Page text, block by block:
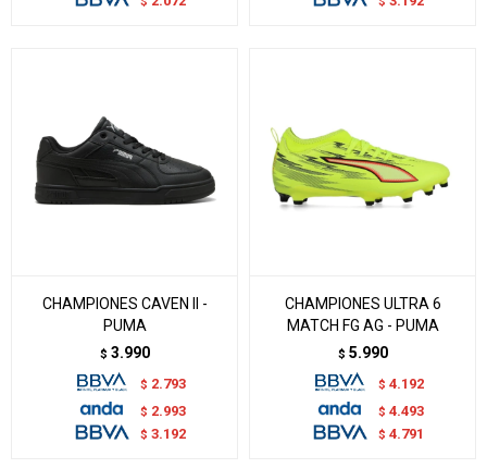
CHAMPIONES CAVEN II -
PUMA
$ 3.990
$ 2.793
$ 2.993
$ 3.192
CHAMPIONES ULTRA 6
MATCH FG AG - PUMA
$ 5.990
$ 4.192
$ 4.493
$ 4.791